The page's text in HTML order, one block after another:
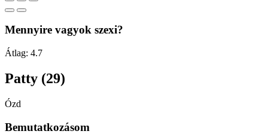
Mennyire vagyok szexi?
Átlag: 4.7
Patty (29)
Ózd
Bemutatkozásom